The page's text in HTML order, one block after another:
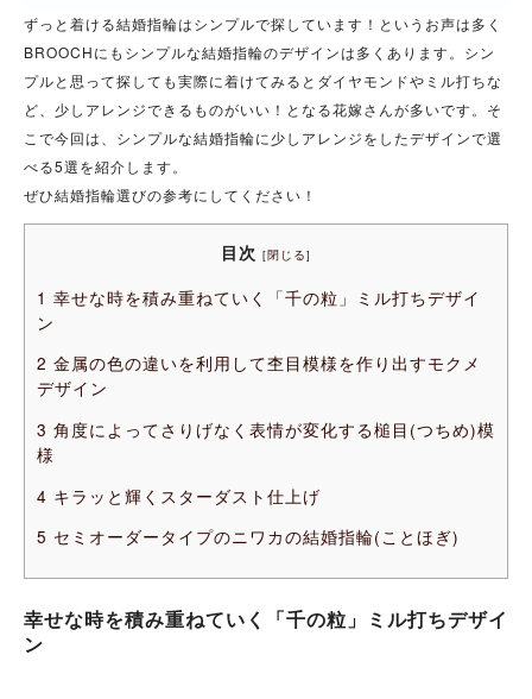
ずっと着ける結婚指輪はシンプルで探しています！というお声は多く
BROOCHにもシンプルな結婚指輪のデザインは多くあります。シン
プルと思って探しても実際に着けてみるとダイヤモンドやミル打ちな
ど、少しアレンジできるものがいい！となる花嫁さんが多いです。そ
こで今回は、シンプルな結婚指輪に少しアレンジをしたデザインで選
べる5選を紹介します。
ぜひ結婚指輪選びの参考にしてください！
目次 [閉じる]
1 幸せな時を積み重ねていく「千の粒」ミル打ちデザイ
ン
2 金属の色の違いを利用して杢目模様を作り出すモクメ
デザイン
3 角度によってさりげなく表情が変化する槌目(つちめ)模
様
4 キラッと輝くスターダスト仕上げ
5 セミオーダータイプのニワカの結婚指輪(ことほぎ)
幸せな時を積み重ねていく「千の粒」ミル打ちデザイ
ン